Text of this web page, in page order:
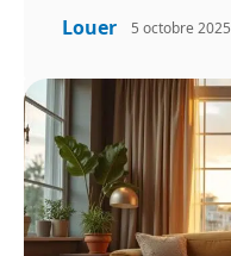
Louer 5 octobre 2025